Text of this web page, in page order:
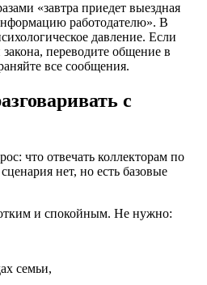
«завтра приедет выездная
работодателю». В
давление. Если
переводите общение в
все сообщения.
с
что отвечать коллекторам по
нет, но есть базовые
и спокойным. Не нужно:
семьи,